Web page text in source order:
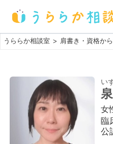
うららか相談室 > 肩書き・資格か
い
女
臨
公